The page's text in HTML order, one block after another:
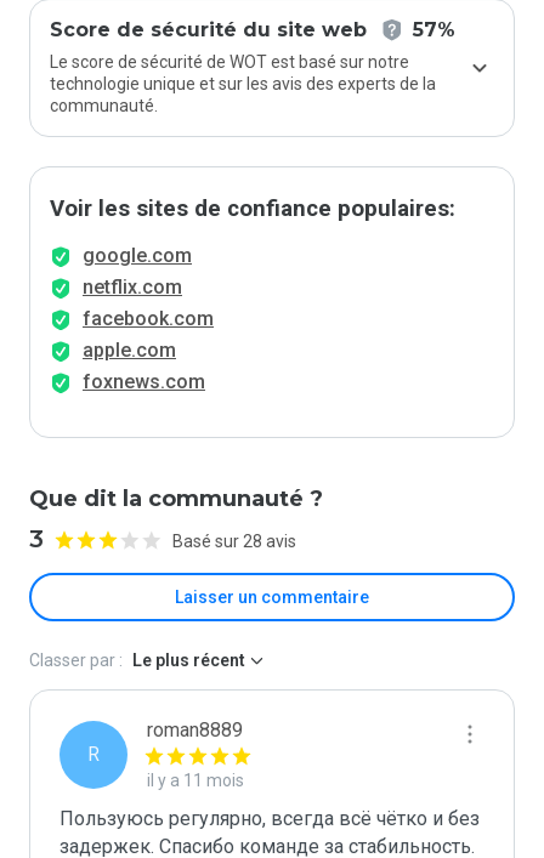
Score de sécurité du site web 57%
Le score de sécurité de WOT est basé sur notre
technologie unique et sur les avis des experts de la
communauté.
Voir les sites de confiance populaires:
google.com
netflix.com
facebook.com
apple.com
foxnews.com
Que dit la communauté ?
3 Basé sur 28 avis
Laisser un commentaire
Classer par : Le plus récent
R
roman8889
il y a 11 mois
Пользуюсь регулярно, всегда всё чётко и без
задержек. Спасибо команде за стабильность.